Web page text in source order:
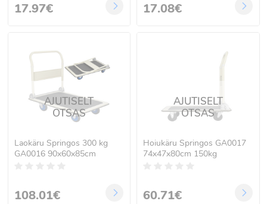
17.97€ 17.08€
AJUTISELT
OTSAS
Laokäru Springos 300 kg
GA0016 90x60x85cm
108.01€
AJUTISELT
OTSAS
Hoiukäru Springos GA0017
74x47x80cm 150kg
60.71€